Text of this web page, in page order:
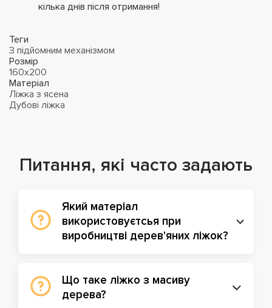
кілька днів після отримання!
Теги
З підйомним механізмом
Розмір
160х200
Матеріал
Ліжка з ясена
Дубові ліжка
Питання, які часто задають
Який матеріал
використовуєтсья при
виробництві дерев'яних ліжок?
Що таке ліжко з масиву
дерева?